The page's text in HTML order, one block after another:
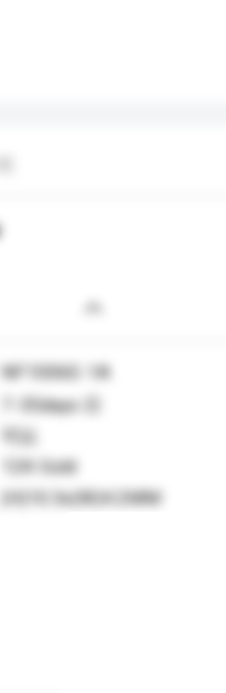
NF1006E-1A
7-35days 日
可以
12K Gold
(H)10.3x(W)4.2MM